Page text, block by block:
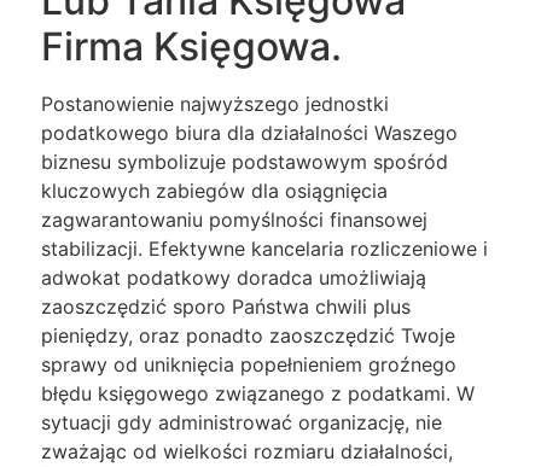
Firma Księgowa.
Postanowienie najwyższego jednostki
podatkowego biura dla działalności Waszego
biznesu symbolizuje podstawowym spośród
kluczowych zabiegów dla osiągnięcia
zagwarantowaniu pomyślności finansowej
stabilizacji. Efektywne kancelaria rozliczeniowe i
adwokat podatkowy doradca umożliwiają
zaoszczędzić sporo Państwa chwili plus
pieniędzy, oraz ponadto zaoszczędzić Twoje
sprawy od uniknięcia popełnieniem groźnego
błędu księgowego związanego z podatkami. W
sytuacji gdy administrować organizację, nie
zważając od wielkości rozmiaru działalności,